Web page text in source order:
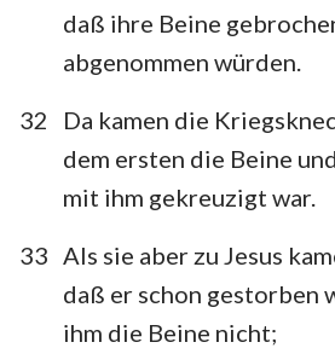
daß ihre Beine
abgenommen würden.
32
Da kamen die
dem ersten die Beine
mit ihm gekreuzigt war.
33 Als sie aber zu Jesus
daß er schon gestorben
ihm die Beine nicht;